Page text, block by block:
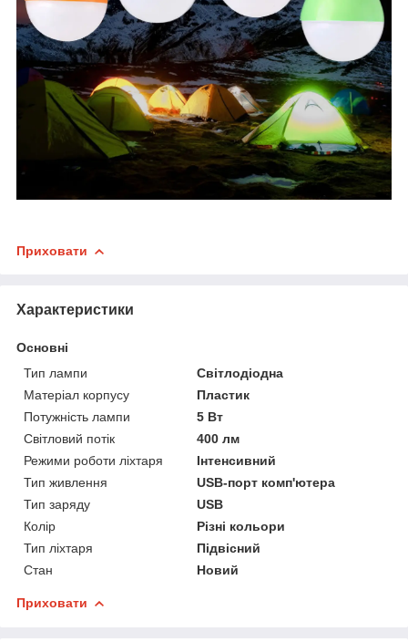
Приховати
Характеристики
Основні
Тип лампи
Світлодіодна
Матеріал корпусу
Пластик
Потужність лампи
5 Вт
Світловий потік
400 лм
Режими роботи ліхтаря
Інтенсивний
Тип живлення
USB-порт комп'ютера
Тип заряду
USB
Колір
Різні кольори
Тип ліхтаря
Підвісний
Стан
Новий
Приховати